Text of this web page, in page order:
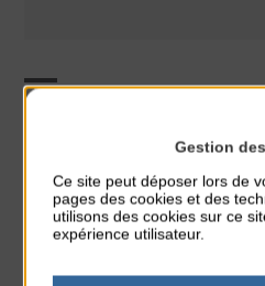
Animation
PARTAGER CETTE INFO :
À noter aussi
Gestion
Ce site peut déposer lors de
pages des cookies et des
utilisons des cookies sur ce
expérience utilisateur.